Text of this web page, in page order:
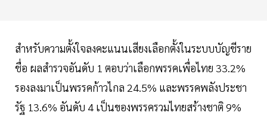
สำหรับความตั้งใจลงคะแนนเสียงเลือกตั้งในระบบบัญชีราย
ชื่อ ผลสำรวจอันดับ 1 ตอบว่าเลือกพรรคเพื่อไทย 33.2%
รองลงมาเป็นพรรคก้าวไกล 24.5% และพรรคพลังประชา
รัฐ 13.6% อันดับ 4 เป็นของพรรครวมไทยสร้างชาติ 9%